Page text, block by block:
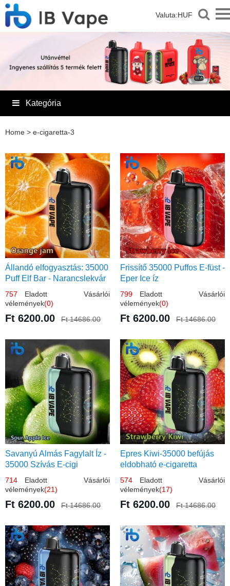
Valuta:HUF
Kategória
Home > e-cigaretta-3
Állandó elfogyasztás: 35000
Puff Elf Bar - Narancslekvár
757 Eladott Vásárlói
vélemények(0)
Ft 6200.00 Ft 14686.00
Frissítő 35000 Puffos E-füst -
Eper Ice íz
799 Eladott Vásárlói
vélemények(0)
Ft 6200.00 Ft 14686.00
Savanyú Almás Fagylalt Íz -
35000 Szívás E-cigi
714 Eladott Vásárlói
vélemények(21)
Ft 6200.00 Ft 14686.00
Epres Kiwi-35000 befújás
eldobható e-cigaretta
574 Eladott Vásárlói
vélemények(17)
Ft 6200.00 Ft 14686.00